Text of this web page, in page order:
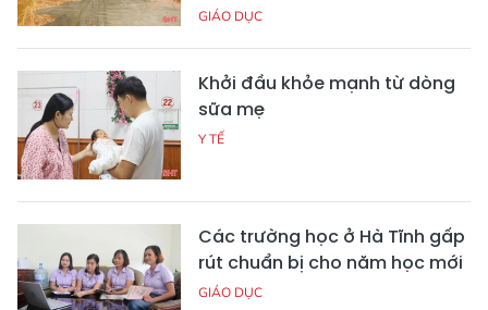
GIÁO DỤC
Khởi đầu khỏe mạnh từ dòng
sữa mẹ
Y TẾ
Các trường học ở Hà Tĩnh gấp
rút chuẩn bị cho năm học mới
GIÁO DỤC